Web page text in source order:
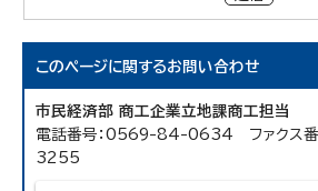
このページに関するお問い合わせ
市民経済部 商工企業立地課商工担当
電話番号：0569-84-0634 ファクス
3255